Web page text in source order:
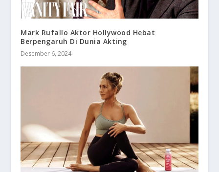
Mark Rufallo Aktor Hollywood Hebat
Berpengaruh Di Dunia Akting
Desember 6, 2024